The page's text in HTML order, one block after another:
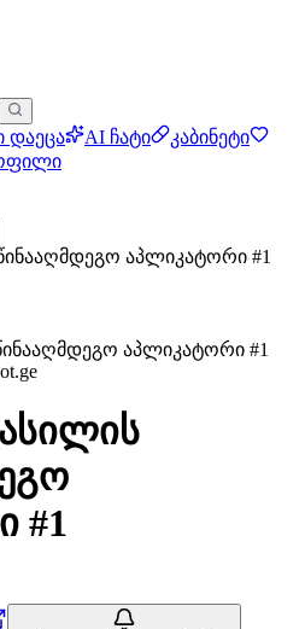
დაეცა AI ჩატი
კაბინეტი
აპლიკატორი #1
#1